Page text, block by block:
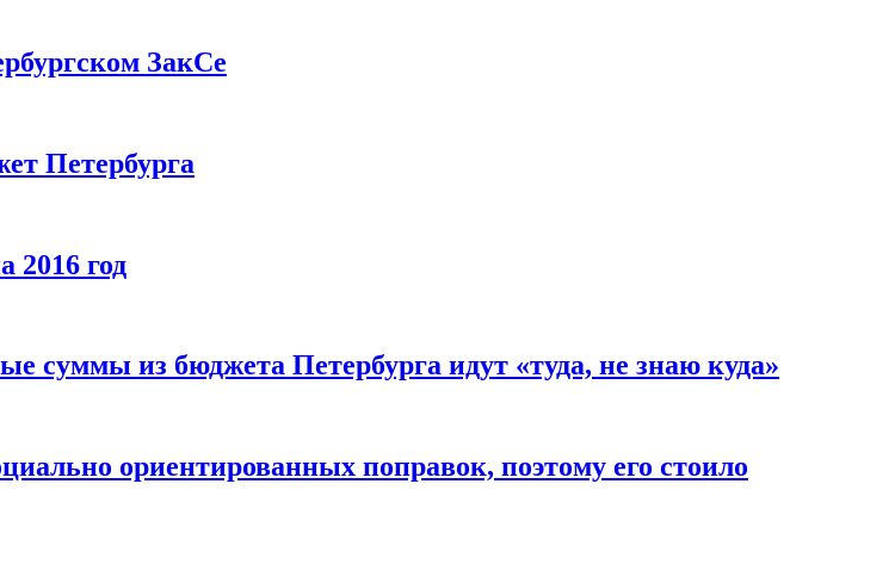
ЗакСе
Петербурга
2016 год
суммы из бюджета Петербурга идут «туда, не знаю куда»
ориентированных поправок, поэтому его стоило